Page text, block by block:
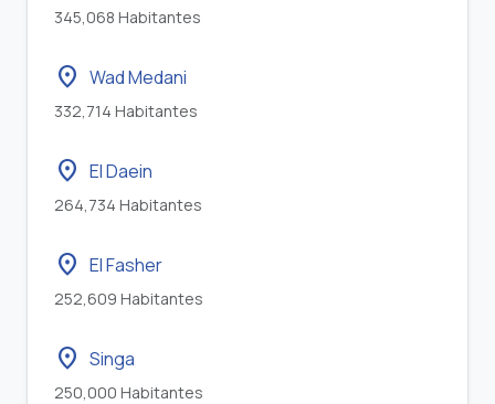
345,068 Habitantes
location_on Wad Medani
332,714 Habitantes
location_on El Daein
264,734 Habitantes
location_on El Fasher
252,609 Habitantes
location_on Singa
250,000 Habitantes